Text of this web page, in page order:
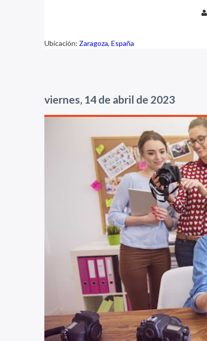
Ubicación: Zaragoza, España
viernes, 14 de abril de 2023